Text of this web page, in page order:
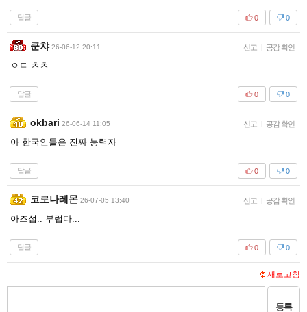
답글 0
0
쿤챠 26-06-12 20:11 신고 | 공감 확인
ㅇㄷ ㅊㅊ
답글 0
0
okbari 26-06-14 11:05 신고 | 공감 확인
아 한국인들은 진짜 능력자
답글 0
0
코로나레몬 26-07-05 13:40 신고 | 공감 확인
아즈섭.. 부럽다...
답글 0
0
새로고침
등록